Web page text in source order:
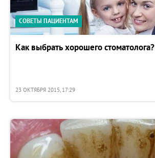
СОВЕТЫ ПАЦИЕНТАМ
Как выбрать хорошего стоматолога?
23 ОКТЯБРЯ 2015, 17:29